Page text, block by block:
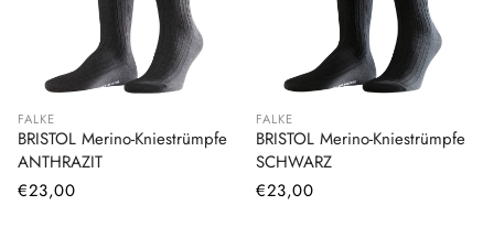
FALKE
BRISTOL Merino-Kniestrümpfe
ANTHRAZIT
Normaler
€23,00
FALKE
BRISTOL Merino-Kniestrümpfe
SCHWARZ
Normaler
€23,00